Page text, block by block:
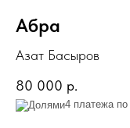
Абра
Азат Басыров
80 000 р.
4 платежа по